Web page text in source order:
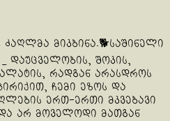
ძაღლმა მიკბინა.🐕საშინელი
დაუცველობის, შოკის,
რადგან არასდროს
ჩემი ეზოს და
ერთ-ერთი მკვებავი
არ მოველოდი მათგან